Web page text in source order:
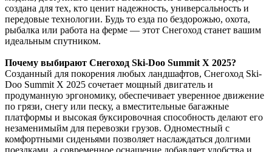
создана для тех, кто ценит надежность, универсальность и
передовые технологии. Будь то езда по бездорожью, охота,
рыбалка или работа на ферме — этот Снегоход станет вашим
идеальным спутником.
Почему выбирают Снегоход Ski-Doo Summit X 2025?
Созданный для покорения любых ландшафтов, Снегоход Ski-
Doo Summit X 2025 сочетает мощный двигатель и
продуманную эргономику, обеспечивает уверенное движение
по грязи, снегу или песку, а вместительные багажные
платформы и высокая буксировочная способность делают его
незаменимыйм для перевозки грузов. Одноместный с
комфортными сиденьями позволяет наслаждаться долгими